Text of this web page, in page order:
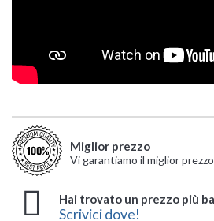
Miglior prezzo
Vi garantiamo il miglior
Hai trovato un prezzo più
Scrivici dove!